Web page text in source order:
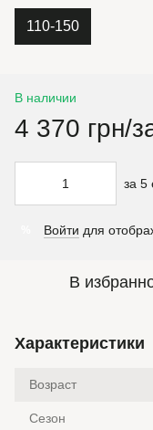
110-150
В наличии
4 370 грн/
за 5
Войти для
В
Характеристики
Возраст
Сезон